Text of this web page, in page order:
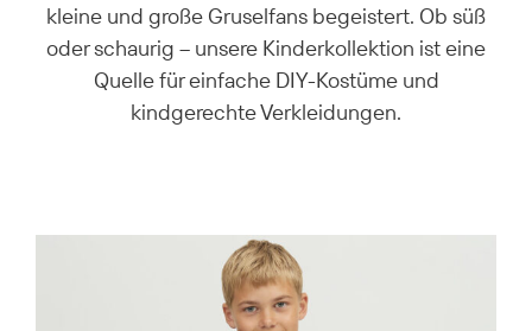
kleine und große Gruselfans begeistert. Ob süß
oder schaurig – unsere Kinderkollektion ist eine
Quelle für einfache DIY-Kostüme und
kindgerechte Verkleidungen.